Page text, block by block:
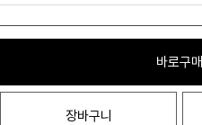
바로구매
장바구니